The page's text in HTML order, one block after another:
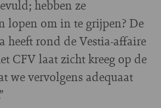
hebben ze
lopen om in te grijpen? De
heeft rond de Vestia-affaire
CFV laat zicht kreeg op de
we vervolgens adequaat